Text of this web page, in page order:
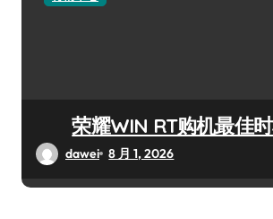
荣耀WIN RT购机最佳
dawei 8 月 1, 2026